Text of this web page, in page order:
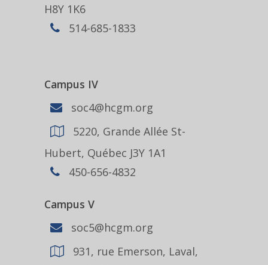
H8Y 1K6
514-685-1833
Campus IV
soc4@hcgm.org
5220, Grande Allée St-
Hubert, Québec J3Y 1A1
450-656-4832
Campus V
soc5@hcgm.org
931, rue Emerson, Laval,